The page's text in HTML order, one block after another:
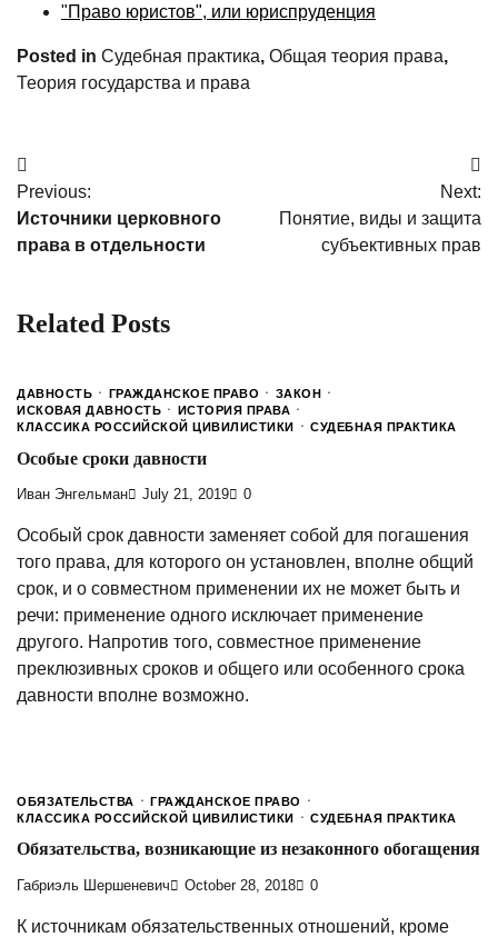
"Право юристов", или юриспруденция
Posted in Судебная практика, Общая теория права,
Теория государства и права
Post
navigation
Previous:
Источники церковного
права в отдельности
Next:
Понятие, виды и защита
субъективных прав
Related Posts
ДАВНОСТЬ ГРАЖДАНСКОЕ ПРАВО
ЗАКОН
ИСКОВАЯ ДАВНОСТЬ
ИСТОРИЯ ПРАВА
КЛАССИКА РОССИЙСКОЙ ЦИВИЛИСТИКИ
СУДЕБНАЯ ПРАКТИКА
Особые сроки давности
Иван Энгельман July 21, 2019 0
Особый срок давности заменяет собой для погашения
того права, для которого он установлен, вполне общий
срок, и о совместном применении их не может быть и
речи: применение одного исключает применение
другого. Напротив того, совместное применение
преклюзивных сроков и общего или особенного срока
давности вполне возможно.
ОБЯЗАТЕЛЬСТВА
ГРАЖДАНСКОЕ ПРАВО
КЛАССИКА РОССИЙСКОЙ ЦИВИЛИСТИКИ
СУДЕБНАЯ ПРАКТИКА
Обязательства, возникающие из незаконного обогащения
Габриэль Шершеневич October 28, 2018 0
К источникам обязательственных отношений, кроме